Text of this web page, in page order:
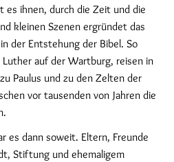
es ihnen, durch die Zeit und die
kleinen Szenen ergründet das
der Entstehung der Bibel. So
auf der Wartburg, reisen in
Paulus und zu den Zelten der
vor tausenden von Jahren die
es dann soweit. Eltern, Freunde
Stiftung und ehemaligem